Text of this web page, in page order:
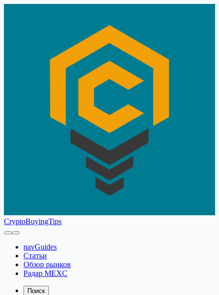
CryptoBuyingTips
navGuides
Статьи
Обзор рынков
Радар MEXC
Поиск